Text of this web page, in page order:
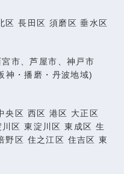
区 ⻑⽥区 須磨区 垂⽔区
市、芦屋市、神戸市
神・播磨・丹波地域)
央区 ⻄区 港区 ⼤正区
区 東淀川区 東成区 ⽣
野区 住之江区 住吉区 東